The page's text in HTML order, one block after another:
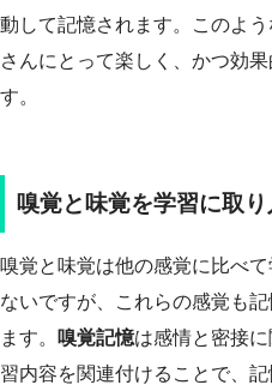
動して記憶されます。このよ
さんにとって楽しく、かつ効
す。
嗅覚と味覚を学習に取
嗅覚と味覚は他の感覚に比べ
ないですが、これらの感覚も
ます。
嗅覚記憶は感情と密接
習内容を関連付けることで、